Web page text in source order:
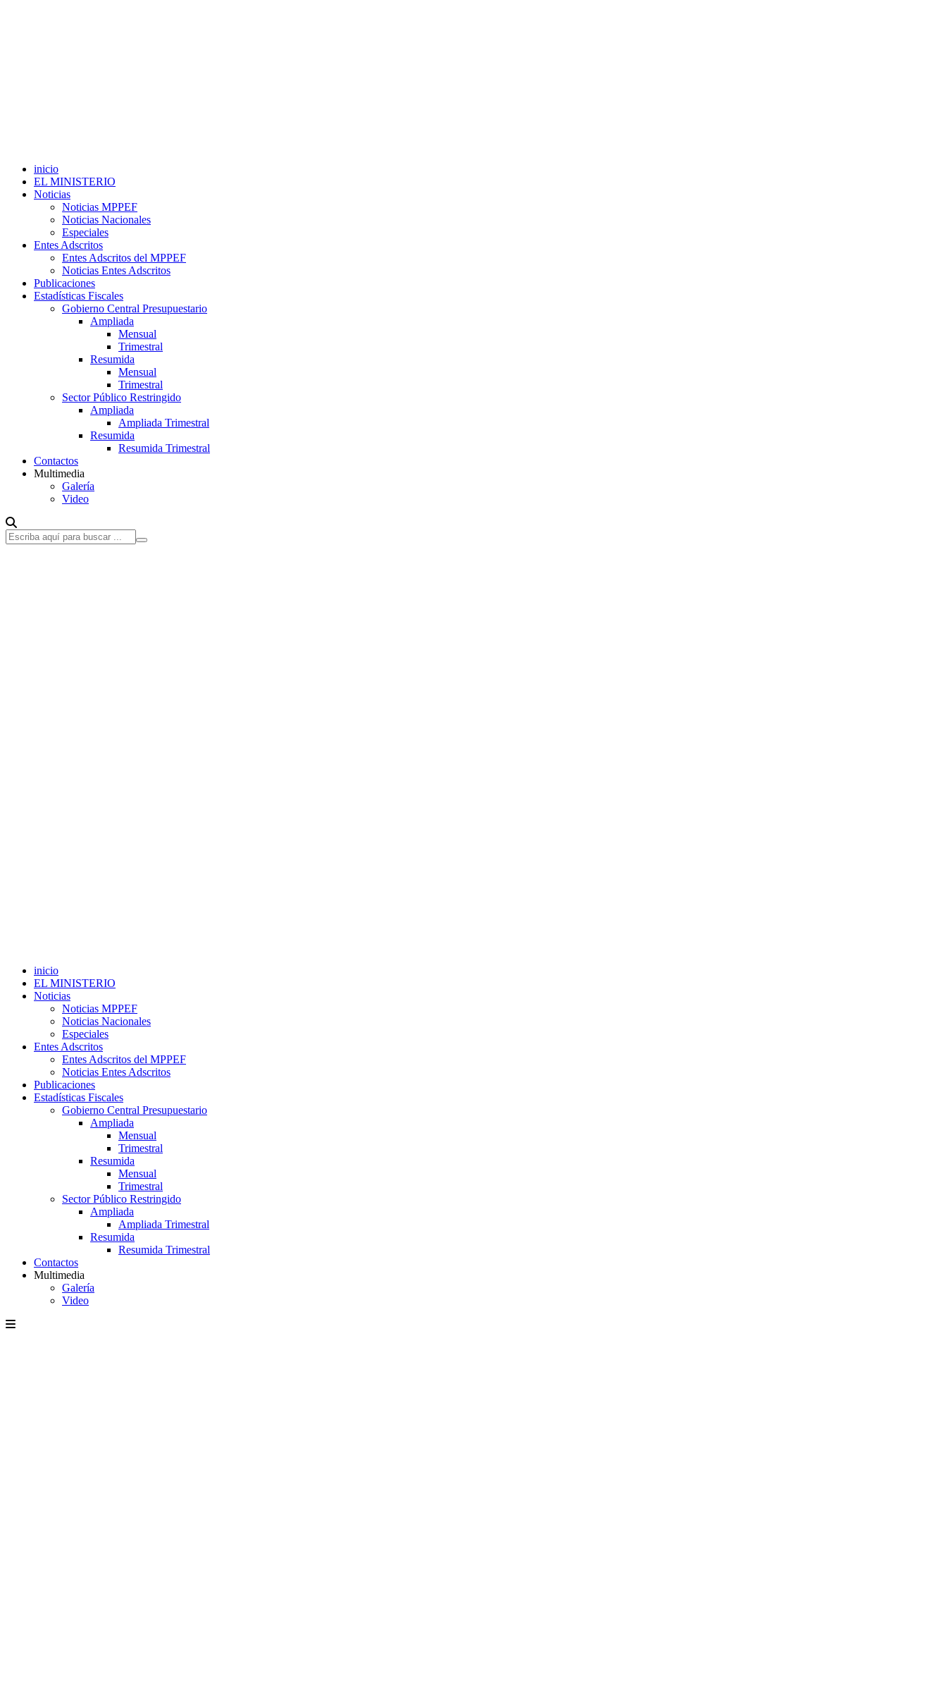
inicio
EL MINISTERIO
Noticias
Noticias MPPEF
Noticias Nacionales
Especiales
Entes Adscritos
Entes Adscritos del MPPEF
Noticias Entes Adscritos
Publicaciones
Estadísticas Fiscales
Gobierno Central Presupuestario
Ampliada
Mensual
Trimestral
Resumida
Mensual
Trimestral
Sector Público Restringido
Ampliada
Ampliada Trimestral
Resumida
Resumida Trimestral
Contactos
Multimedia
Galería
Video
inicio
EL MINISTERIO
Noticias
Noticias MPPEF
Noticias Nacionales
Especiales
Entes Adscritos
Entes Adscritos del MPPEF
Noticias Entes Adscritos
Publicaciones
Estadísticas Fiscales
Gobierno Central Presupuestario
Ampliada
Mensual
Trimestral
Resumida
Mensual
Trimestral
Sector Público Restringido
Ampliada
Ampliada Trimestral
Resumida
Resumida Trimestral
Contactos
Multimedia
Galería
Video